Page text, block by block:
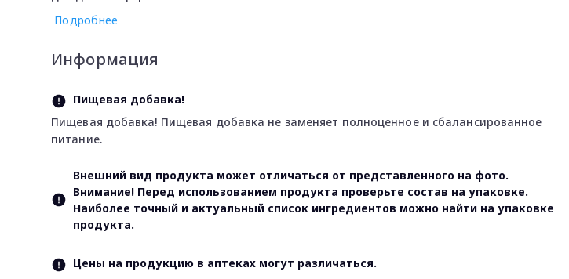
Подробнее
Информация
Пищевая добавка!
Пищевая добавка! Пищевая добавка не заменяет полноценное и сбалансированное
питание.
Внешний вид продукта может отличаться от представленного на фото.
Внимание! Перед использованием продукта проверьте состав на упаковке.
Наиболее точный и актуальный список ингредиентов можно найти на упаковке
продукта.
Цены на продукцию в аптеках могут различаться.